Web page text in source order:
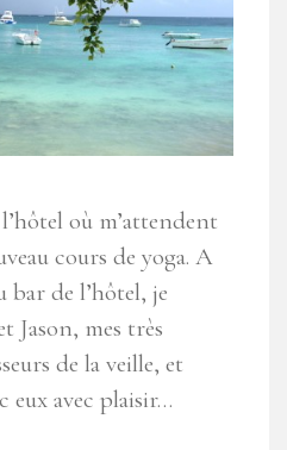
où m’attendent
cours de yoga. A
bar de l’hôtel, je
Jason, mes très
de la veille, et
eux avec plaisir…